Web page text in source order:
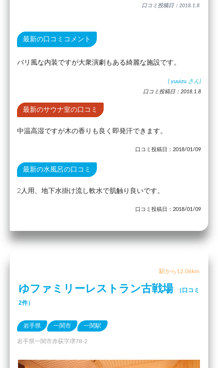
口コミ投稿日：2018.1.8
最新の口コミコメント
バリ風な内装ですが大衆演劇もある綺麗な施設です。
( yuuizu さん)
口コミ投稿日：2018.1.8
最新のサウナ室の口コミ
中温高湿ですが木の香りも良く即発汗できます。
口コミ投稿日：2018/01/09
最新の水風呂の口コミ
2人用、地下水掛け流し軟水で肌触り良いです。
口コミ投稿日：2018/01/09
駅から12.06km
ゆファミリーレストラン古戦場
（口コミ
2件）
岩手県 一関市 一関駅
岩手県一関市赤荻字堺78-2